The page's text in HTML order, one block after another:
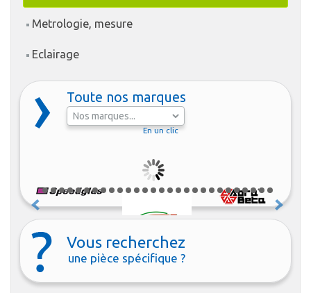
Metrologie, mesure
Eclairage
Toute nos marques
En un clic
Vous recherchez
une pièce spécifique ?